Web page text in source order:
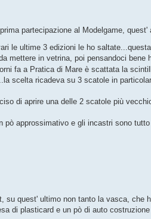
partecipazione al Modelgame,
le ultime 3 edizioni le ho
mettere in vetrina, poi pensandoci
fa a Pratica di Mare è scattata la
scelta ricadeva su 3 scatole in
di aprire una delle 2 scatole più
approssimativo e gli incastri sono
su quest' ultimo non tanto la vasca,
di plasticard e un pò di auto